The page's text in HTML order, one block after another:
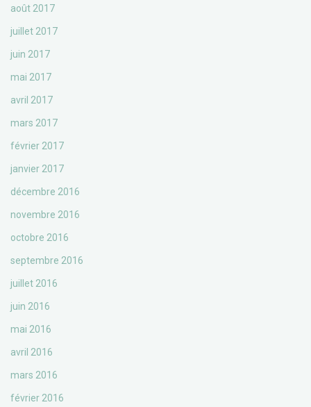
août 2017
juillet 2017
juin 2017
mai 2017
avril 2017
mars 2017
février 2017
janvier 2017
décembre 2016
novembre 2016
octobre 2016
septembre 2016
juillet 2016
juin 2016
mai 2016
avril 2016
mars 2016
février 2016